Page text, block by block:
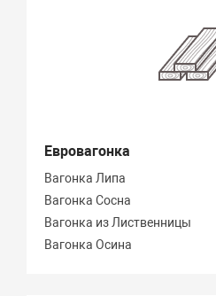
Евровагонка
Вагонка Липа
Вагонка Сосна
Вагонка из Лиственницы
Вагонка Осина